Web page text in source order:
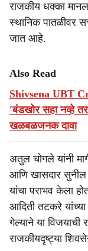
राजकीय धक्का
स्थानिक पातळीवर
जात आहे.
Also Read
Shivsena UBT
'बंडखोर सहा नव्हे
खळबळजनक दावा
अतुल चोगले यांनी
आणि खासदार सुनील
यांचा पराभव केला
आदिती तटकरे यांच्या
गेल्याने या विजयाची
राजकीयदृष्ट्या